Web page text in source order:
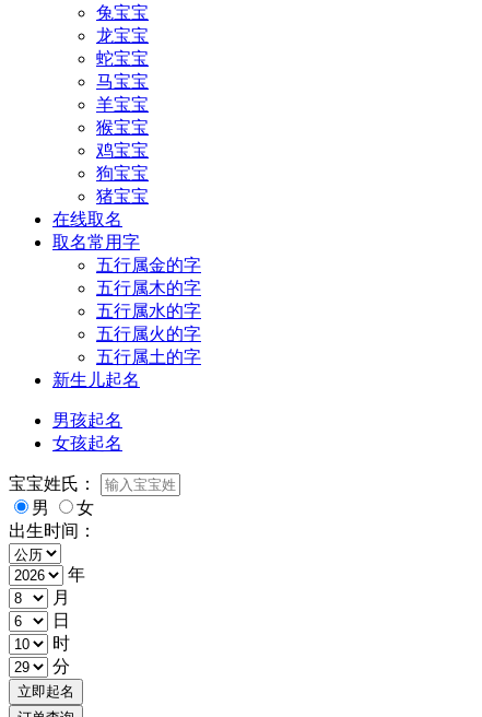
兔宝宝
龙宝宝
蛇宝宝
马宝宝
羊宝宝
猴宝宝
鸡宝宝
狗宝宝
猪宝宝
在线取名
取名常用字
五行属金的字
五行属木的字
五行属水的字
五行属火的字
五行属土的字
新生儿起名
男孩起名
女孩起名
宝宝姓氏：
男
女
出生时间：
年
月
日
时
分